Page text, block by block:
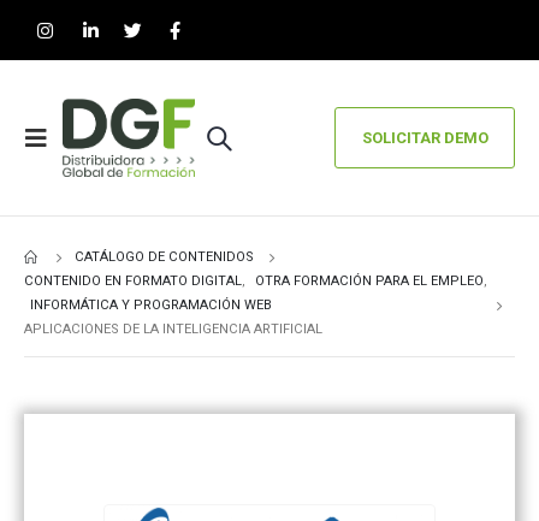
SOLICITAR DEMO
CATÁLOGO DE CONTENIDOS
CONTENIDO EN FORMATO DIGITAL, OTRA FORMACIÓN PARA EL EMPLEO,
INFORMÁTICA Y PROGRAMACIÓN WEB
APLICACIONES DE LA INTELIGENCIA ARTIFICIAL